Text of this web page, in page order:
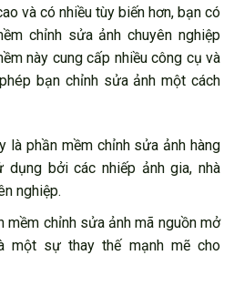
và có nhiều tùy biến hơn, bạn có
chỉnh sửa ảnh chuyên nghiệp
này cung cấp nhiều công cụ và
bạn chỉnh sửa ảnh một cách
là phần mềm chỉnh sửa ảnh hàng
bởi các nhiếp ảnh gia, nhà
nghiệp.
mềm chỉnh sửa ảnh mã nguồn mở
một sự thay thế mạnh mẽ cho